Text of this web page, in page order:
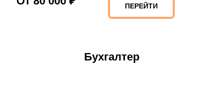
ПЕРЕЙТИ
Бухгалтер